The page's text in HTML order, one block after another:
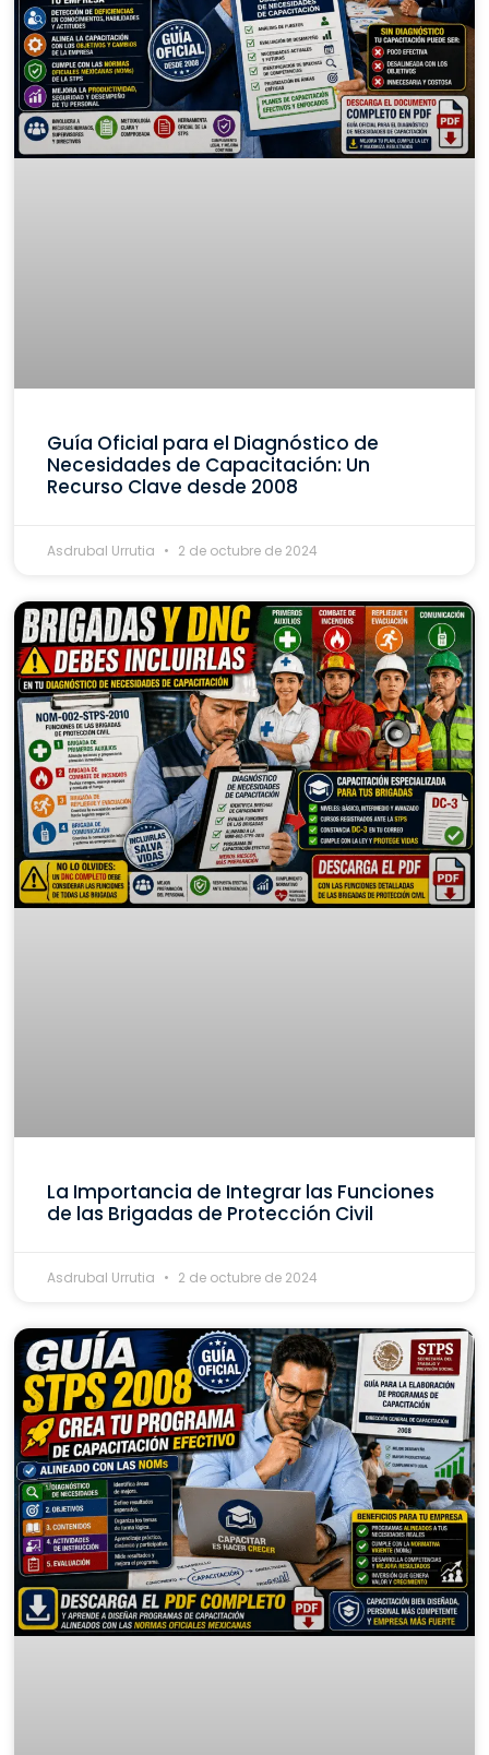
Guía Oficial para el Diagnóstico de
Necesidades de Capacitación: Un
Recurso Clave desde 2008
Asdrubal Urrutia 2 de octubre de 2024
La Importancia de Integrar las Funciones
de las Brigadas de Protección Civil
Asdrubal Urrutia 2 de octubre de 2024